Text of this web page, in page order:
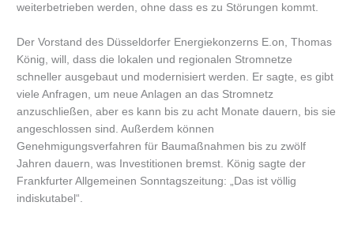
weiterbetrieben werden, ohne dass es zu Störungen kommt.
Der Vorstand des Düsseldorfer Energiekonzerns E.on, Thomas
König, will, dass die lokalen und regionalen Stromnetze
schneller ausgebaut und modernisiert werden. Er sagte, es gibt
viele Anfragen, um neue Anlagen an das Stromnetz
anzuschließen, aber es kann bis zu acht Monate dauern, bis sie
angeschlossen sind. Außerdem können
Genehmigungsverfahren für Baumaßnahmen bis zu zwölf
Jahren dauern, was Investitionen bremst. König sagte der
Frankfurter Allgemeinen Sonntagszeitung: „Das ist völlig
indiskutabel“.